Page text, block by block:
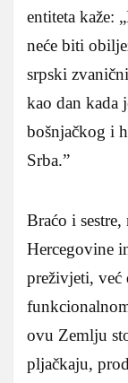
entiteta kaže:
neće biti
srpski
kao dan kada
bošnjačkog i
Srba.”
Braćo i
Hercegovine
preživjeti, već
ovu Zemlju
pljačkaju,